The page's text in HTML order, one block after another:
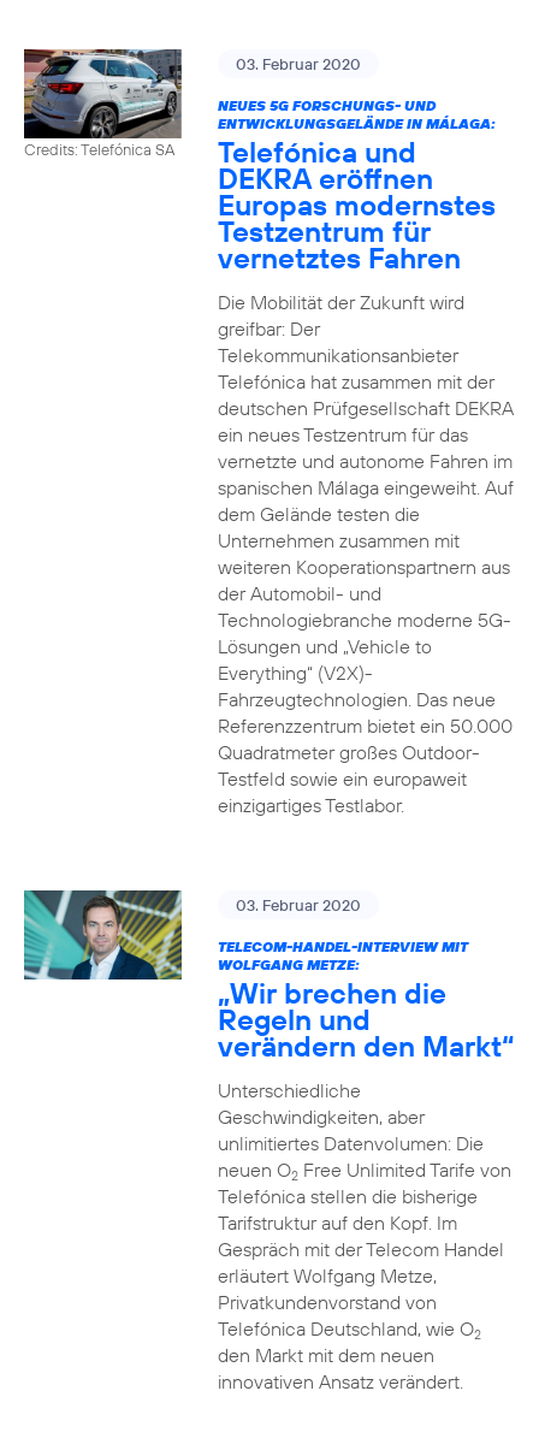
Credits: Telefónica SA
03. Februar 2020
NEUES 5G FORSCHUNGS- UND
ENTWICKLUNGSGELÄNDE IN MÁLAGA:
Telefónica und
DEKRA eröffnen
Europas modernstes
Testzentrum für
vernetztes Fahren
Die Mobilität der Zukunft wird
greifbar: Der
Telekommunikationsanbieter
Telefónica hat zusammen mit der
deutschen Prüfgesellschaft DEKRA
ein neues Testzentrum für das
vernetzte und autonome Fahren im
spanischen Málaga eingeweiht. Auf
dem Gelände testen die
Unternehmen zusammen mit
weiteren Kooperationspartnern aus
der Automobil- und
Technologiebranche moderne 5G-
Lösungen und „Vehicle to
Everything“ (V2X)-
Fahrzeugtechnologien. Das neue
Referenzzentrum bietet ein 50.000
Quadratmeter großes Outdoor-
Testfeld sowie ein europaweit
einzigartiges Testlabor.
03. Februar 2020
TELECOM-HANDEL-INTERVIEW MIT
WOLFGANG METZE:
„Wir brechen die
Regeln und
verändern den Markt“
Unterschiedliche
Geschwindigkeiten, aber
unlimitiertes Datenvolumen: Die
neuen O2Free Unlimited Tarife von
Telefónica stellen die bisherige
Tarifstruktur auf den Kopf. Im
Gespräch mit der Telecom Handel
erläutert Wolfgang Metze,
Privatkundenvorstand von
Telefónica Deutschland, wie O2
den Markt mit dem neuen
innovativen Ansatz verändert.